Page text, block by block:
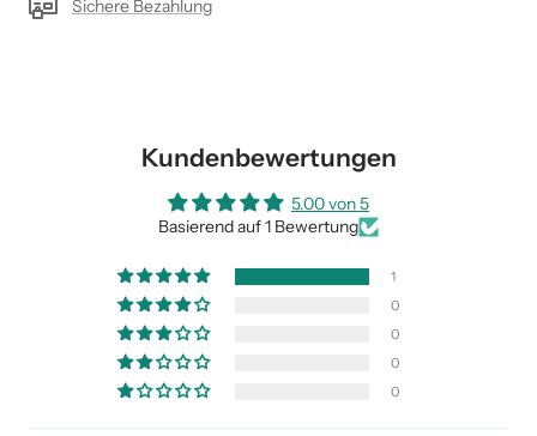
Sichere Bezahlung
Kundenbewertungen
5.00 von 5
Basierend auf 1 Bewertung
1
0
0
0
0